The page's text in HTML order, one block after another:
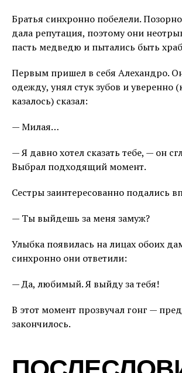
Братья синхронно побелели.
дала репутация, поэтому они
пасть медведю и пытались быть
Первым пришел в себя Алехандро.
одежду, унял стук зубов и уверенно
казалось) сказал:
— Милая…
— Я давно хотел сказать тебе, — он
Выбрал подходящий момент.
Сестры заинтересованно подались
— Ты выйдешь за меня замуж?
Улыбка появилась на лицах обоих
синхронно они ответили:
— Да, любимый. Я выйду за тебя!
В этот момент прозвучал гонг —
закончилось.